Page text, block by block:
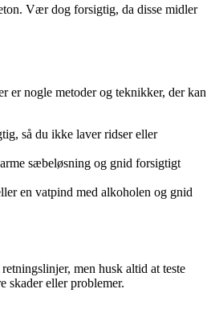
Vær dog forsigtig, da disse midler
er nogle metoder og teknikker, der kan
så du ikke laver ridser eller
sæbeløsning og gnid forsigtigt
en vatpind med alkoholen og gnid
men husk altid at teste
skader eller problemer.